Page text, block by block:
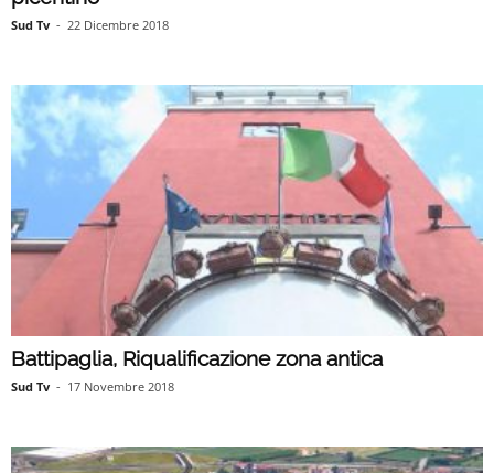
Sud Tv - 22 Dicembre 2018
Battipaglia, Riqualificazione zona antica
Sud Tv - 17 Novembre 2018